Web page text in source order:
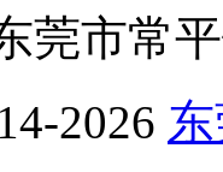
莞市常
2026